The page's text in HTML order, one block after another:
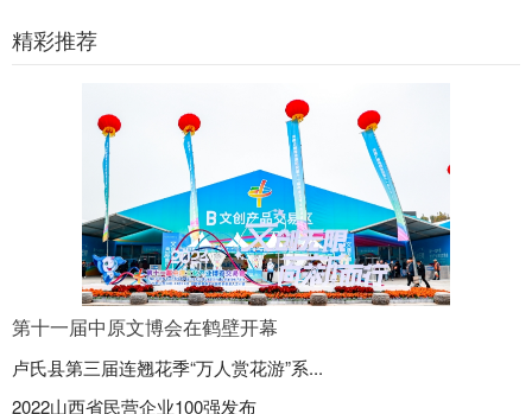
精彩推荐
第十一届中原文博会在鹤壁开幕
卢氏县第三届连翘花季“万人赏花游”系...
2022山西省民营企业100强发布